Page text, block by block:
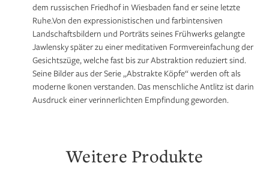
dem russischen Friedhof in Wiesbaden fand er seine letzte
Ruhe.Von den expressionistischen und farbintensiven
Landschaftsbildern und Porträts seines Frühwerks gelangte
Jawlensky später zu einer meditativen Formvereinfachung der
Gesichtszüge, welche fast bis zur Abstraktion reduziert sind.
Seine Bilder aus der Serie „Abstrakte Köpfe“ werden oft als
moderne Ikonen verstanden. Das menschliche Antlitz ist darin
Ausdruck einer verinnerlichten Empfindung geworden.
Weitere Produkte